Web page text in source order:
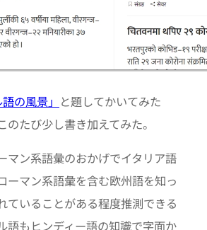
の風景」 と題してかいてみた
のたび少し書き加えてみた。
マン系語彙のおかげでイタリア語
ーマン系語彙を含む欧州語を知っ
ていることがある程度推測できる
語もヒンディー語の知識で字面か